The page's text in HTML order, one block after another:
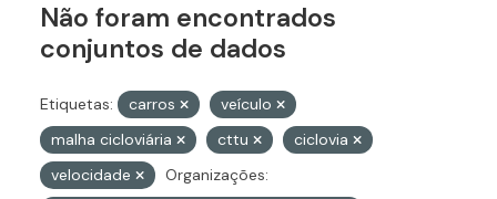
Não foram encontrados
conjuntos de dados
Etiquetas: carros
veículo
malha cicloviária
cttu
ciclovia
velocidade
Organizações: